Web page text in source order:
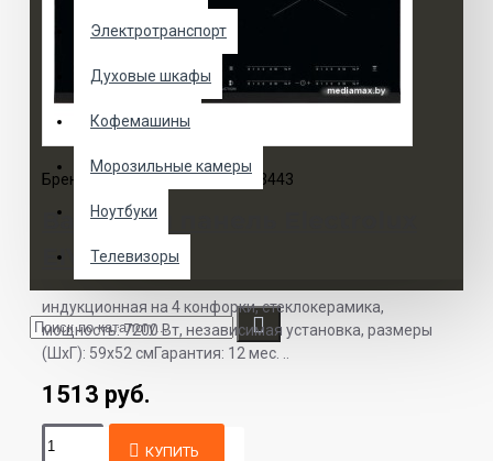
Электротранспорт
Духовые шкафы
Кофемашины
Морозильные камеры
Ноутбуки
Телевизоры
Бренд:ElectroluxМодель:EIV63443
Варочная панель Electrolux
EIV63443
индукционная на 4 конфорки, cтеклокерамика,
мощность: 7200 Вт, независимая установка, размеры
(ШхГ): 59x52 смГарантия: 12 мес. ..
1513 руб.
КУПИТЬ